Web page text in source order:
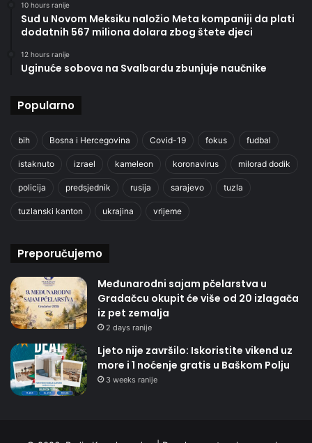
10 hours ranije
Sud u Novom Meksiku naložio Meta kompaniji da plati
dodatnih 567 miliona dolara zbog štete djeci
12 hours ranije
Uginuće sobova na Svalbardu zbunjuje naučnike
Popularno
bih Bosna i Hercegovina Covid-19 fokus fudbal
istaknuto izrael kameleon koronavirus milorad dodik
policija predsjednik rusija sarajevo tuzla
tuzlanski kanton ukrajina vrijeme
Preporučujemo
Međunarodni sajam pčelarstva u
Gradačcu okupit će više od 20 izlagača
iz pet zemalja
2 days ranije
Ljeto nije završilo: Iskoristite vikend uz
more i 1 noćenje gratis u Baškom Polju
3 weeks ranije